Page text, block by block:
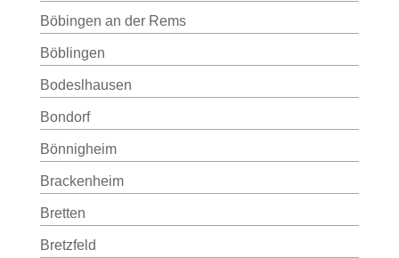
Böbingen an der Rems
Böblingen
Bodeslhausen
Bondorf
Bönnigheim
Brackenheim
Bretten
Bretzfeld